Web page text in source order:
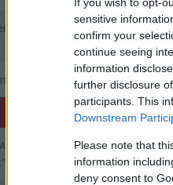
sensitive
confirm your
continue seeing
information
further disclosure
participants. This
Downstream
Please note that
information
deny consent to
insamling
i SM
slinga i